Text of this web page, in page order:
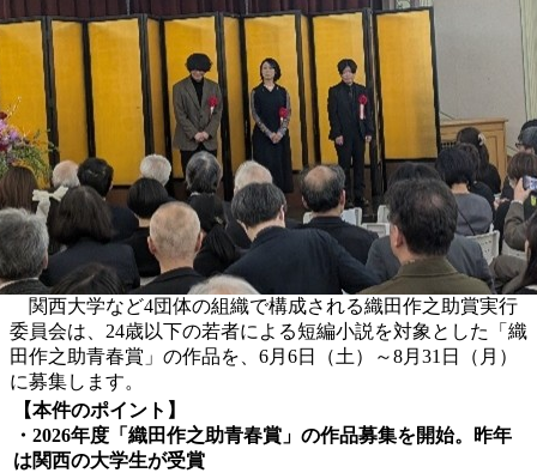
関西大学など4団体の組織で構成される織田作之助賞実行
委員会は、24歳以下の若者による短編小説を対象とした「織
田作之助青春賞」の作品を、6月6日（土）～8月31日（月）
に募集します。
【本件のポイント】
・2026年度「織田作之助青春賞」の作品募集を開始。昨年
は関西の大学生が受賞